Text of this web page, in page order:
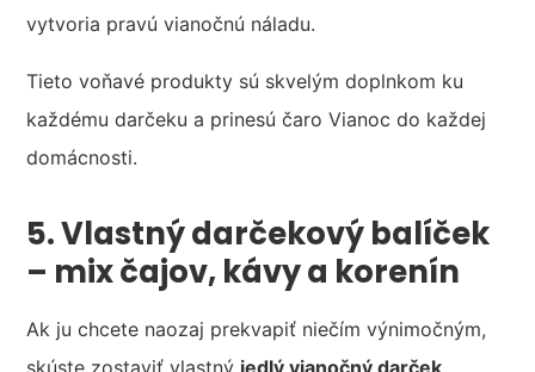
vytvoria pravú vianočnú náladu.
Tieto voňavé produkty sú skvelým doplnkom ku
každému darčeku a prinesú čaro Vianoc do každej
domácnosti.
5. Vlastný darčekový balíček
– mix čajov, kávy a korenín
Ak ju chcete naozaj prekvapiť niečím výnimočným,